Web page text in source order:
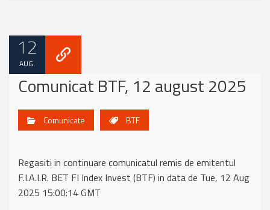
12
AUG.
Comunicat BTF, 12 august 2025
Comunicate BTF
Regasiti in continuare comunicatul remis de emitentul
F.I.A.I.R. BET FI Index Invest (BTF) in data de Tue, 12 Aug
2025 15:00:14 GMT